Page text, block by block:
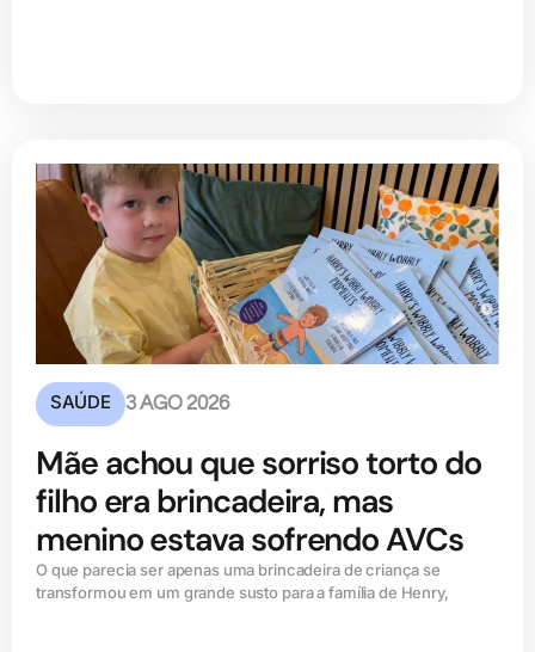
SAÚDE 3 AGO 2026
Mãe achou que sorriso torto do
filho era brincadeira, mas
menino estava sofrendo AVCs
O que parecia ser apenas uma brincadeira de criança se
transformou em um grande susto para a família de Henry,